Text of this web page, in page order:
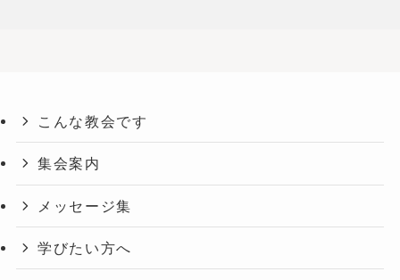
こんな教会です
集会案内
メッセージ集
学びたい方へ